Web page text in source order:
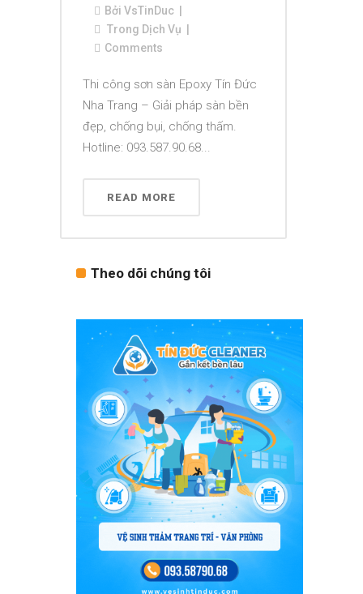
Bởi VsTinDuc
Trong Dịch Vụ
Comments
Thi công sơn sàn Epoxy Tín Đức
Nha Trang – Giải pháp sàn bền
đẹp, chống bụi, chống thấm.
Hotline: 093.587.90.68...
READ MORE
Theo dõi chúng tôi